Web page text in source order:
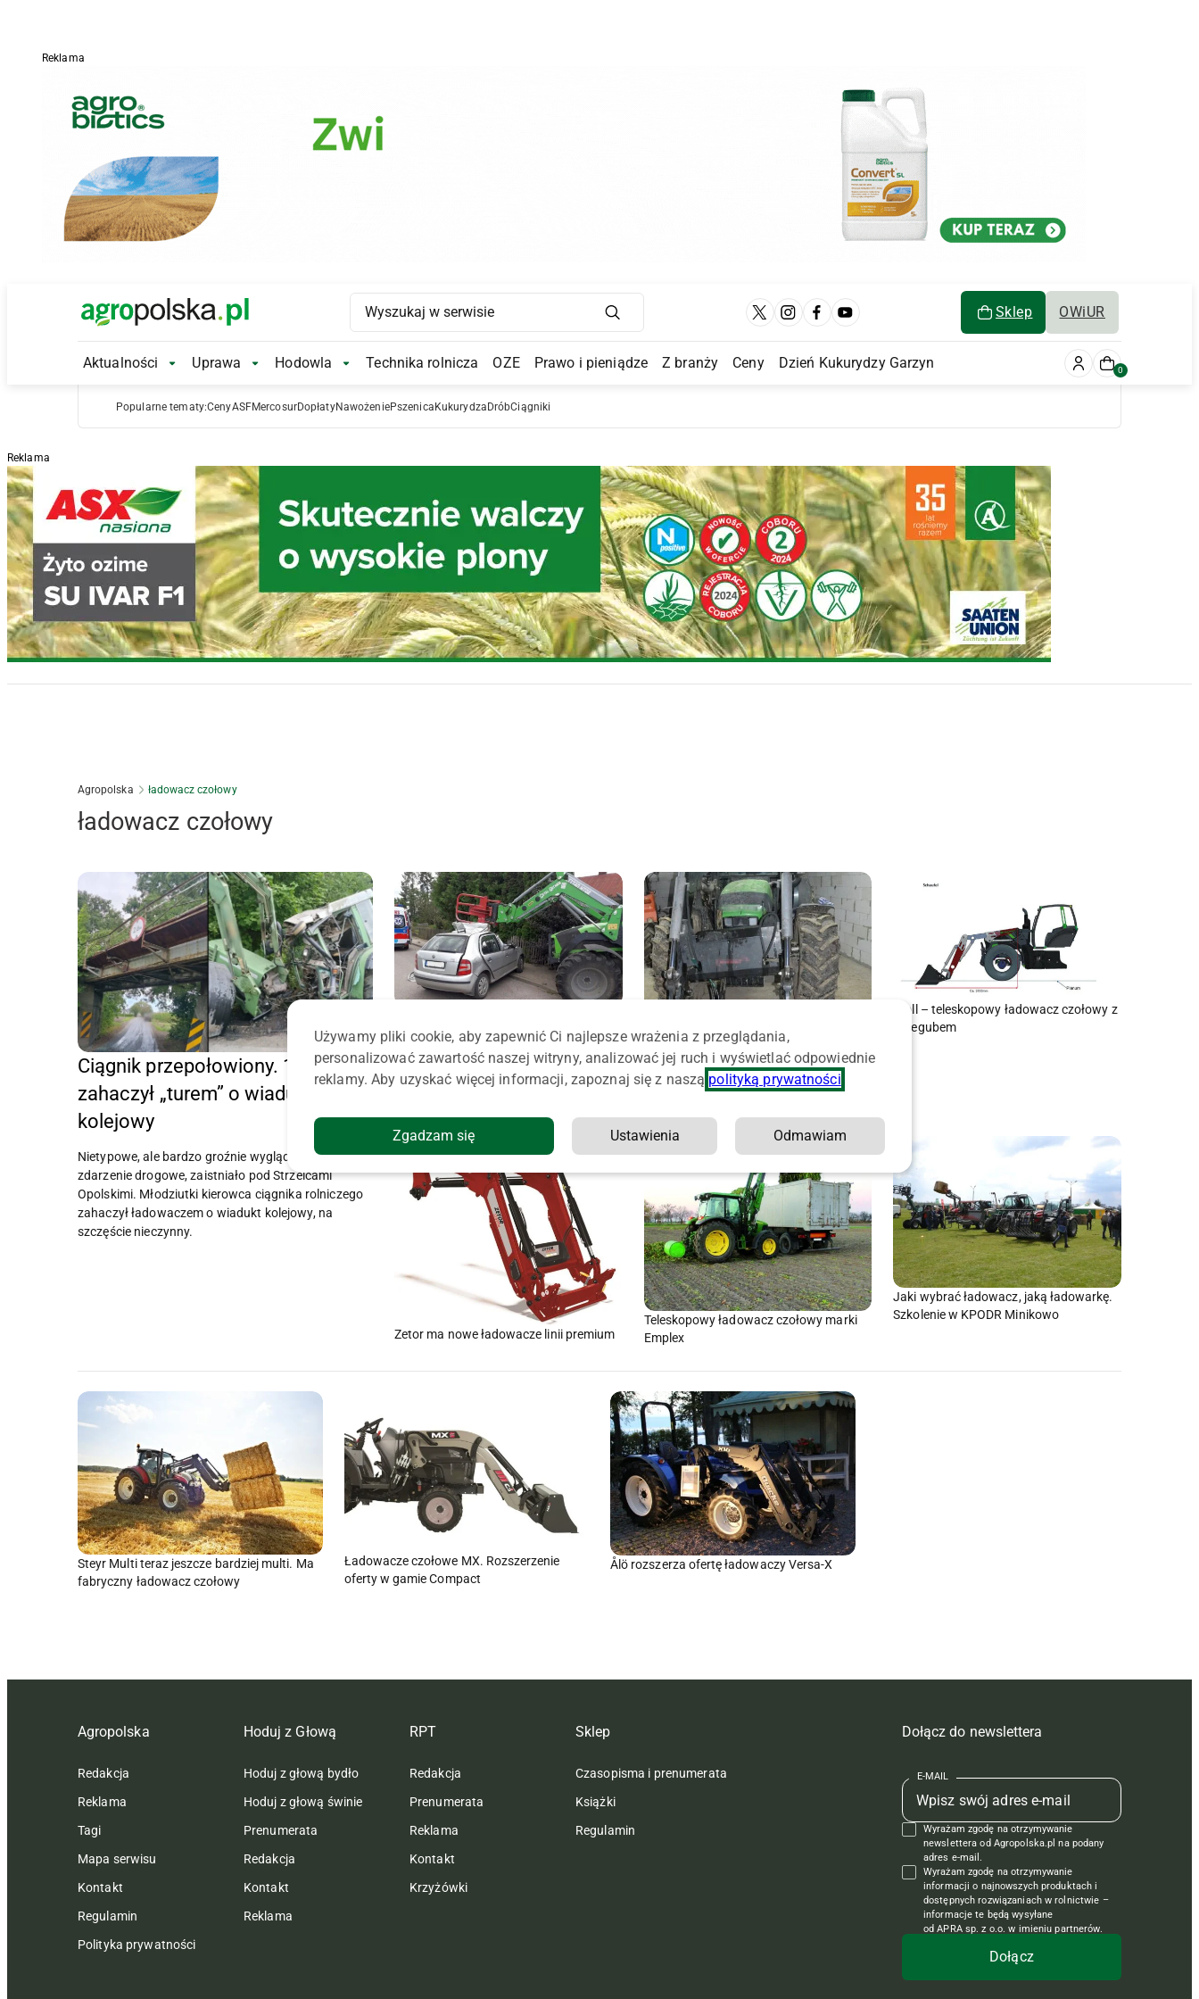
Reklama
Main Logo Sklep OWiUR
Main Navigation
Aktualności Aktualności Submenu
Uprawa Uprawa Submenu
Hodowla Hodowla Submenu
Technika rolnicza OZE Prawo i pieniądze Z branży Ceny Dzień Kukurydzy Garzyn 0
Popularne tematy:CenyASFMercosurDopłatyNawożeniePszenica Kukurydza DróbCiągniki
Reklama
Agropolska ładowacz czołowy
ładowacz czołowy
Ciągnik przepołowiony. 17-latek
zahaczył „turem” o wiadukt
kolejowy
Nietypowe, ale bardzo groźnie wyglądające
zdarzenie drogowe, zaistniało pod Strzelcami
Opolskimi. Młodziutki kierowca ciągnika rolniczego
zahaczył ładowaczem o wiadukt kolejowy, na
szczęście nieczynny.
zderzył się ze skodą, kierowcy nie udało
się uratować
Z układu trysnął olej, ładowacz nagle
opadł i przygniótł 74-latka. Groźny
Stoll – teleskopowy ładowacz czołowy z
przegubem
Zetor ma nowe ładowacze linii premium
Teleskopowy ładowacz czołowy marki
Emplex
Jaki wybrać ładowacz, jaką ładowarkę.
Szkolenie w KPODR Minikowo
Steyr Multi teraz jeszcze bardziej multi. Ma
fabryczny ładowacz czołowy
Ładowacze czołowe MX. Rozszerzenie
oferty w gamie Compact
Ålö rozszerza ofertę ładowaczy Versa-X
Agropolska
Redakcja
Reklama
Tagi
Mapa serwisu
Kontakt
Regulamin
Polityka prywatności
Hoduj z Głową
Hoduj z głową bydło
Hoduj z głową świnie
Prenumerata
Redakcja
Kontakt
Reklama
RPT
Redakcja
Prenumerata
Reklama
Kontakt
Krzyżówki
Sklep
Czasopisma i prenumerata
Książki
Regulamin
Dołącz do newslettera
E-MAIL
Wyrażam zgodę na otrzymywanie
newslettera od Agropolska.pl na podany
adres e-mail.
Wyrażam zgodę na otrzymywanie
informacji o najnowszych produktach i
dostępnych rozwiązaniach w rolnictwie –
informacje te będą wysyłane
od APRA sp. z o.o. w imieniu partnerów.
Używamy pliki cookie, aby zapewnić Ci najlepsze wrażenia z przeglądania,
personalizować zawartość naszej witryny, analizować jej ruch i wyświetlać odpowiednie
reklamy. Aby uzyskać więcej informacji, zapoznaj się z naszą polityką prywatności
Zgadzam się Ustawienia Odmawiam